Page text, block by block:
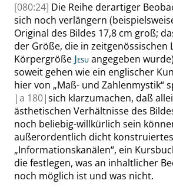
[080:24] Die Reihe derartiger
sich noch verlängern
Original des Bildes 17,8 cm groß;
der Größe, die in zeitgenössischen
Körpergröße Jesuangegeben
soweit gehen wie ein englischer
hier von „Maß- und Zahlenmystik“
|a 180|sich klarzumachen, daß
ästhetischen Verhältnisse des
noch beliebig-willkürlich sein
außerordentlich dicht
„Informationskanälen“, ein
die festlegen, was an inhaltlicher
noch möglich ist und was nicht.